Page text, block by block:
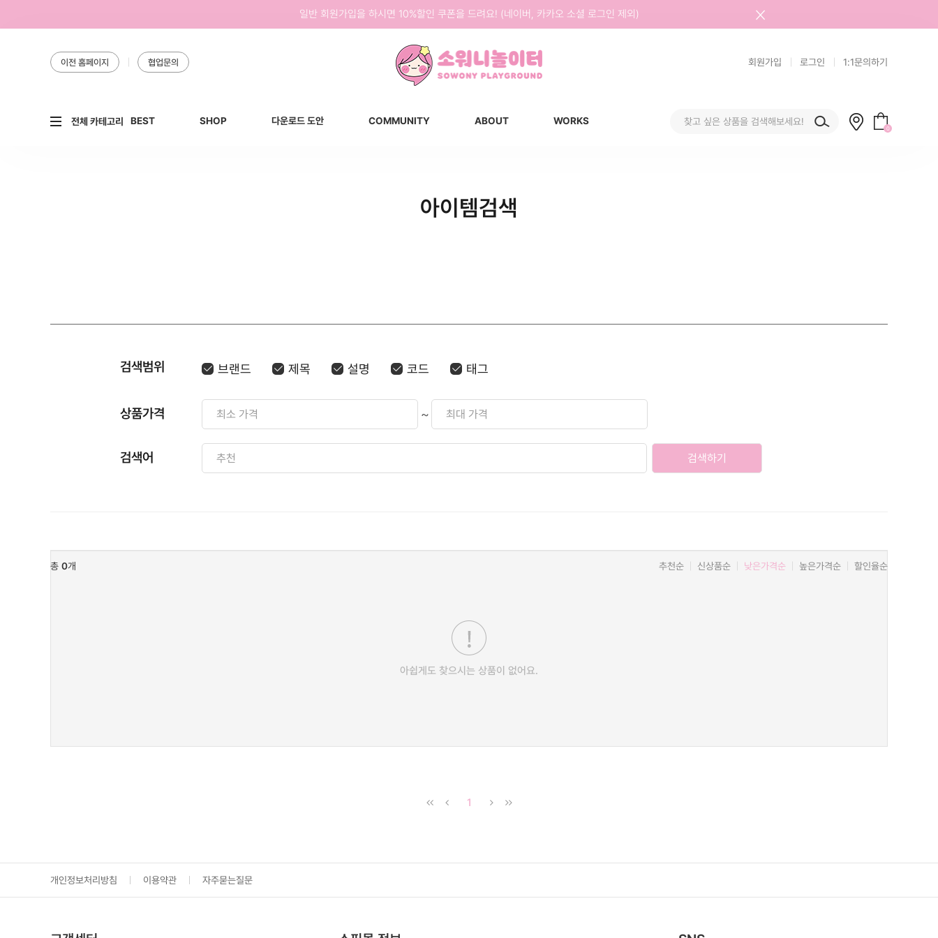
일반 회원가입을 하시면 10%할인 쿠폰을 드려요! (네이버, 카카오 소셜 로그인 제외)
이전 홈페이지 협업문의 회원가입 로그인 1:1문의하기
전체 카테고리 BEST SHOP 다운로드 도안 COMMUNITY ABOUT WORKS
0
아이템검색
검색범위 브랜드 제목 설명 코드 태그
상품가격 ~
검색어 검색하기
총 0개 추천순 신상품순 낮은가격순 높은가격순 할인율순
아쉽게도 찾으시는 상품이 없어요.
1
개인정보처리방침 이용약관 자주묻는질문